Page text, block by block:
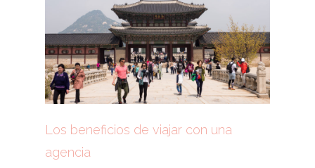
Los beneficios de viajar con una
agencia